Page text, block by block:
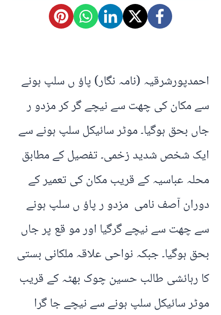
احمدپورشرقیہ (نامہ نگار) پاؤ ں سلپ ہونے
سے مکان کی چھت سے نیچے گر کر مزدو ر
جاں بحق ہوگیا۔ موٹر سائیکل سلپ ہونے سے
ایک شخص شدید زخمی۔ تفصیل کے مطابق
محلہ عباسیہ کے قریب مکان کی تعمیر کے
دوران آصف نامی مزدو ر پاؤ ں سلپ ہونے
سے چھت سے نیچے گرگیا اور مو قع پر جاں
بحق ہوگیا۔ جبکہ نواحی علاقہ ملکانی بستی
کا رہائشی طالب حسین چوک بھٹہ کے قریب
موٹر سائیکل سلپ ہونے سے نیچے جا گرا